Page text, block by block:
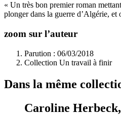
« Un très bon premier roman
plonger dans la guerre d’Algérie, et
zoom sur l’auteur
Parution : 06/03/2018
Collection Un travail à finir
Dans la même
Caroline